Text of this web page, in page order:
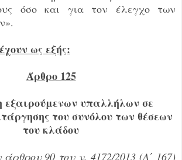
όσο και για τον έλεγχο των
ως εξής:
Άρθρο 125
υπαλλήλων σε
του συνόλου των θέσεων
του κλάδου
90 του ν. 4172/2013 (Α΄ 167)